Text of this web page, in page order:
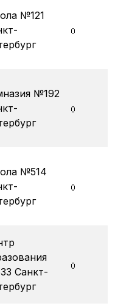
№121
№192
№514
Санкт-